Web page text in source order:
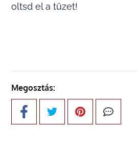
oltsd el a tüzet!
Megosztás: